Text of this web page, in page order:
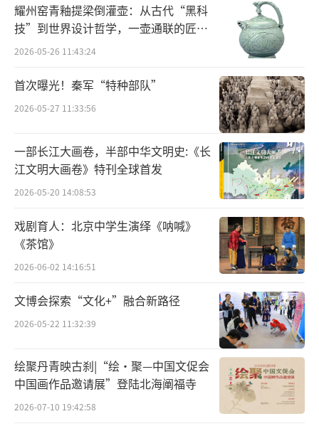
耀州窑青釉提梁倒灌壶：从古代“黑科
技”到世界设计哲学，一壶通联的匠心
宇宙
2026-05-26 11:43:24
首次曝光！秦军“特种部队”
2026-05-27 11:33:56
一部长江大画卷，半部中华文明史:《长
江文明大画卷》特刊全球首发
2026-05-20 14:08:53
戏剧育人：北京中学生演绎《呐喊》
《茶馆》
2026-06-02 14:16:51
文博会探索“文化+”融合新路径
2026-05-22 11:32:39
绘聚丹青映古刹|“绘·聚—中国文促会
中国画作品邀请展”登陆北海阐福寺
2026-07-10 19:42:58